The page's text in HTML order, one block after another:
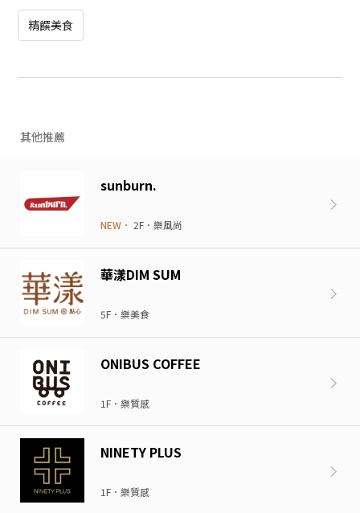
精饌美食
其他推薦
sunburn.
NEW． 2F．樂風尚
華漾DIM SUM
5F．樂美食
ONIBUS COFFEE
1F．樂質感
NINETY PLUS
1F．樂質感